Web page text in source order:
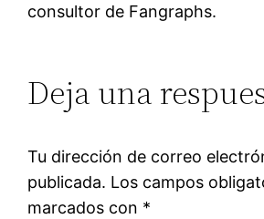
consultor de Fangraphs.
Deja una
Tu dirección de correo
publicada. Los campos
marcados con *